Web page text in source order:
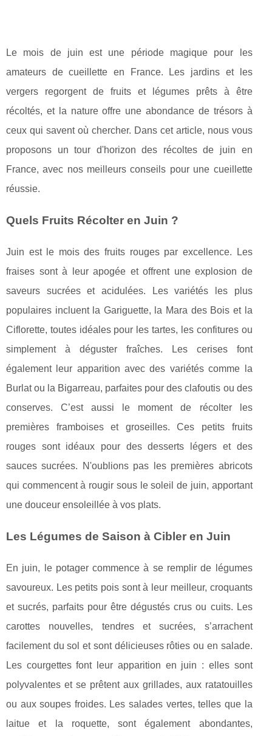
Le mois de juin est une période magique pour les
amateurs de cueillette en France. Les jardins et les
vergers regorgent de fruits et légumes prêts à être
récoltés, et la nature offre une abondance de trésors à
ceux qui savent où chercher. Dans cet article, nous vous
proposons un tour d'horizon des récoltes de juin en
France, avec nos meilleurs conseils pour une cueillette
réussie.
Quels Fruits Récolter en Juin ?
Juin est le mois des fruits rouges par excellence. Les
fraises sont à leur apogée et offrent une explosion de
saveurs sucrées et acidulées. Les variétés les plus
populaires incluent la Gariguette, la Mara des Bois et la
Ciflorette, toutes idéales pour les tartes, les confitures ou
simplement à déguster fraîches. Les cerises font
également leur apparition avec des variétés comme la
Burlat ou la Bigarreau, parfaites pour des clafoutis ou des
conserves. C’est aussi le moment de récolter les
premières framboises et groseilles. Ces petits fruits
rouges sont idéaux pour des desserts légers et des
sauces sucrées. N'oublions pas les premières abricots
qui commencent à rougir sous le soleil de juin, apportant
une douceur ensoleillée à vos plats.
Les Légumes de Saison à Cibler en Juin
En juin, le potager commence à se remplir de légumes
savoureux. Les petits pois sont à leur meilleur, croquants
et sucrés, parfaits pour être dégustés crus ou cuits. Les
carottes nouvelles, tendres et sucrées, s’arrachent
facilement du sol et sont délicieuses rôties ou en salade.
Les courgettes font leur apparition en juin : elles sont
polyvalentes et se prêtent aux grillades, aux ratatouilles
ou aux soupes froides. Les salades vertes, telles que la
laitue et la roquette, sont également abondantes,